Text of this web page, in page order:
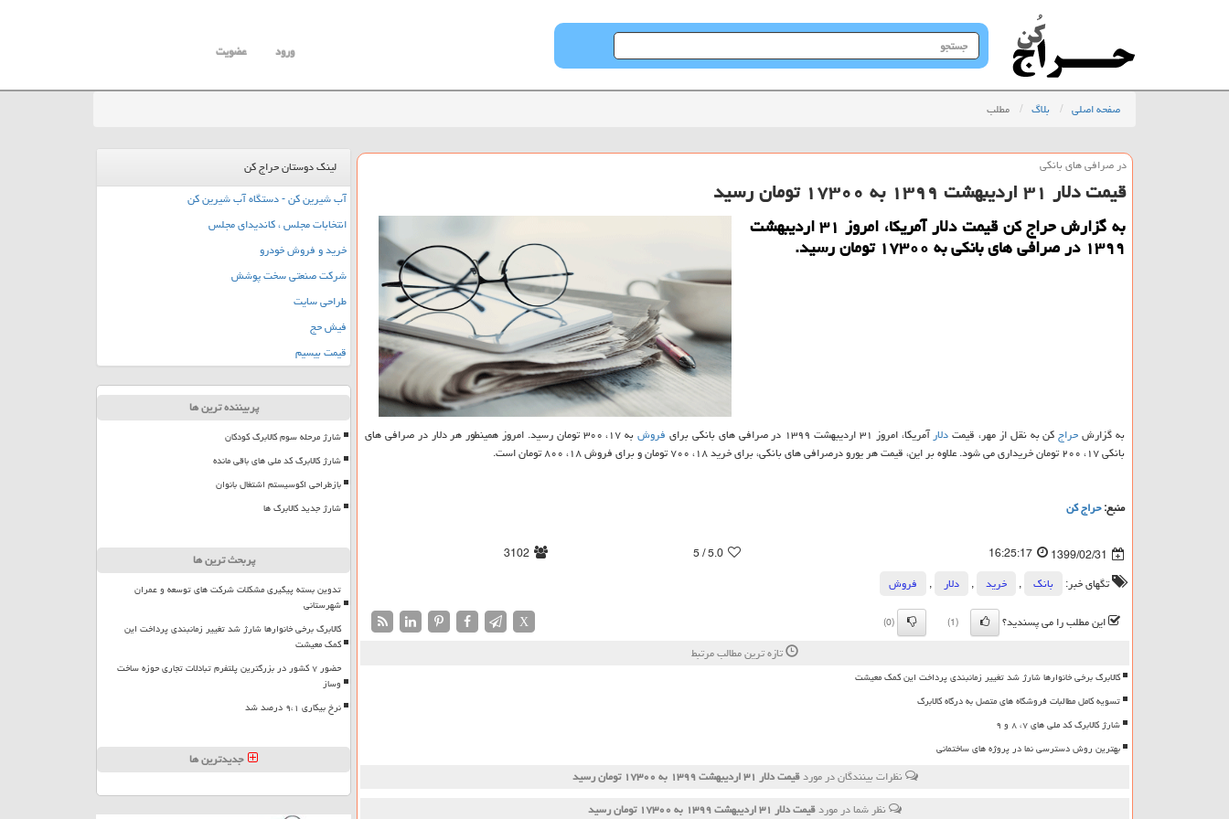
جستجو
در
ورود عضویت
صفحه اصلی بلاگ مطلب
در صرافی های بانكی
قیمت دلار ۳۱ اردیبهشت ۱۳۹۹ به ۱۷۳۰۰ تومان رسید
به گزارش حراج كن قیمت دلار آمریكا، امروز ۳۱ اردیبهشت
۱۳۹۹ در صرافی های بانكی به ۱۷۳۰۰ تومان رسید.
به گزارشحراجکن به نقل از مهر، قیمتدلارآمریکا، امروز ۳۱ اردیبهشت ۱۳۹۹ در صرافی های بانکی برای فروش
به ۱۷، ۳۰۰ تومان رسید. امروز همینطور هر دلار در صرافی های
بانکی ۱۷، ۲۰۰ تومان خریداری می شود. علاوه بر این، قیمت هر یورو درصرافی های بانکی، برای خرید ۱۸، ۷۰۰ تومان و برای فروش ۱۸، ۸۰۰ تومان است.
منبع:حراج كن
1399/02/31
16:25:17
5.0
/ 5
3102
تگهای خبر:
بانك , خرید , دلار ,
فروش
این مطلب را می پسندید؟
(1)
(0)
X
تازه ترین مطالب مرتبط
کالابرگ برخی خانوارها شارژ شد تغییر زمانبندی پرداخت این کمک معیشت
تسویه کامل مطالبات فروشگاه های متصل به درگاه کالابرگ
شارژ کالابرگ کد ملی های ۷، ۸ و ۹
بهترین روش دسترسی نما در پروژه های ساختمانی
نظرات بینندگان در موردقیمت دلار ۳۱ اردیبهشت ۱۳۹۹ به ۱۷۳۰۰ تومان رسید
نظر شما در موردقیمت دلار ۳۱ اردیبهشت ۱۳۹۹ به ۱۷۳۰۰ تومان رسید
لینک دوستان حراج کن
آب شیرین کن - دستگاه آب شیرین کن
انتخابات مجلس ، کاندیدای مجلس
خرید و فروش خودرو
شرکت صنعتی سخت پوشش
طراحی سایت
فیش حج
قیمت بیسیم
پربیننده ترین ها
شارژ مرحله سوم کالابرگ کودکان
شارژ کالابرگ کد ملی های باقی مانده
بازطراحی اکوسیستم اشتغال بانوان
شارژ جدید کالابرگ ها
پربحث ترین ها
تدوین بسته پیگیری مشکلات شرکت های توسعه و عمران
شهرستانی
کالابرگ برخی خانوارها شارژ شد تغییر زمانبندی پرداخت این
کمک معیشت
حضور ۷ کشور در بزرگترین پلتفرم تبادلات تجاری حوزه ساخت
وساز
نرخ بیکاری ۹،۱ درصد شد
جدیدترین ها